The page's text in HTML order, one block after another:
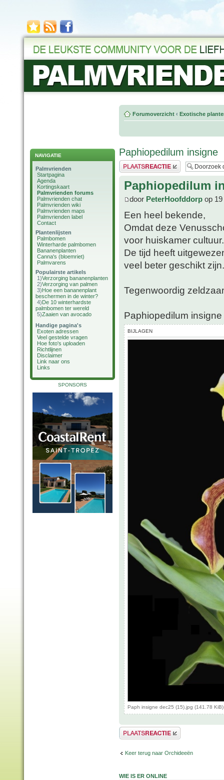
NAVIGATIE
Palmvrienden
Startpagina
Agenda
Kortingskaart
Palmvrienden forums
Palmvrienden chat
Palmvrienden wiki
Palmvrienden maps
Palmvrienden label
Contact
Plantenlijsten
Palmbomen
Winterharde palmbomen
Bananenplanten
Canna's (bloemriet)
Palmvarens
Populairste artikels
1)Verzorging bananenplanten
2)Verzorging van palmen
3)Hoe een bananenplant
beschermen in de winter?
4)De 10 winterhardste
palmbomen ter wereld
5)Zaaien van avocado
Handige pagina's
Exoten adressen
Veel gestelde vragen
Hoe foto's uploaden
Richtlijnen
Disclaimer
Link naar ons
Links
SPONSORS
Forumoverzicht ‹ Exotische
Paphiopedilum insigne
Plaats een reactie
Paphiopedilum
door PeterHoofddorp op
Een heel bekende,
Omdat deze
voor huiskamer cultuur.
De tijd heeft
veel beter geschikt zijn.
Tegenwoordig
Paphiopedilum insigne
BIJLAGEN
Paph insigne dec25 (15).jpg (141.78
Plaats een reactie
Keer terug naar Orchideeën
WIE IS ER ONLINE